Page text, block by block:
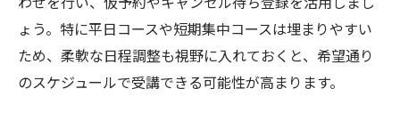
ょう。特に平日コースや短期集中コースは埋まりやすい
ため、柔軟な日程調整も視野に入れておくと、希望通り
のスケジュールで受講できる可能性が高まります。